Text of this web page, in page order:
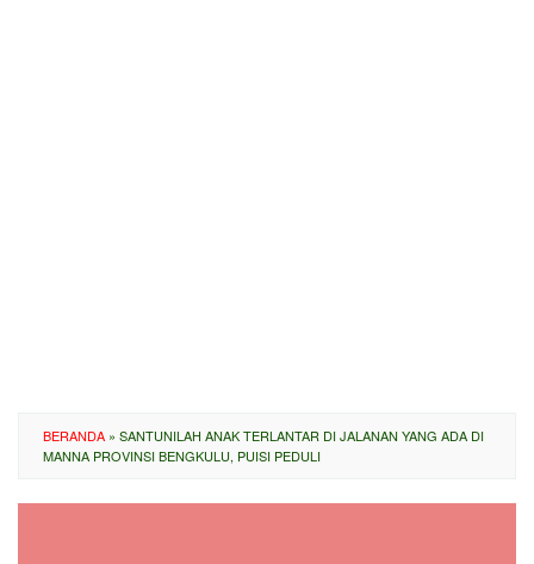
BERANDA » SANTUNILAH ANAK TERLANTAR DI JALANAN YANG ADA DI
MANNA PROVINSI BENGKULU, PUISI PEDULI